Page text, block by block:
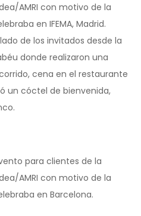
AMRI con motivo de la
en IFEMA, Madrid.
de los invitados desde la
donde realizaron una
cena en el restaurante
un cóctel de bienvenida,
para clientes de la
AMRI con motivo de la
en Barcelona.